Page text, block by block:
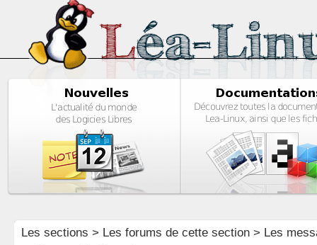
Les sections > Les forums de cette section> Les